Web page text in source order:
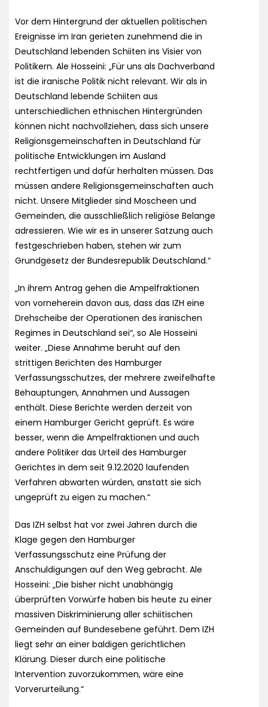
Vor dem Hintergrund der aktuellen politischen
Ereignisse im Iran gerieten zunehmend die in
Deutschland lebenden Schiiten ins Visier von
Politikern. Ale Hosseini: „Für uns als Dachverband
ist die iranische Politik nicht relevant. Wir als in
Deutschland lebende Schiiten aus
unterschiedlichen ethnischen Hintergründen
können nicht nachvollziehen, dass sich unsere
Religionsgemeinschaften in Deutschland für
politische Entwicklungen im Ausland
rechtfertigen und dafür herhalten müssen. Das
müssen andere Religionsgemeinschaften auch
nicht. Unsere Mitglieder sind Moscheen und
Gemeinden, die ausschließlich religiöse Belange
adressieren. Wie wir es in unserer Satzung auch
festgeschrieben haben, stehen wir zum
Grundgesetz der Bundesrepublik Deutschland.“
„In ihrem Antrag gehen die Ampelfraktionen
von vorneherein davon aus, dass das IZH eine
Drehscheibe der Operationen des iranischen
Regimes in Deutschland sei“, so Ale Hosseini
weiter. „Diese Annahme beruht auf den
strittigen Berichten des Hamburger
Verfassungsschutzes, der mehrere zweifelhafte
Behauptungen, Annahmen und Aussagen
enthält. Diese Berichte werden derzeit von
einem Hamburger Gericht geprüft. Es wäre
besser, wenn die Ampelfraktionen und auch
andere Politiker das Urteil des Hamburger
Gerichtes in dem seit 9.12.2020 laufenden
Verfahren abwarten würden, anstatt sie sich
ungeprüft zu eigen zu machen.“
Das IZH selbst hat vor zwei Jahren durch die
Klage gegen den Hamburger
Verfassungsschutz eine Prüfung der
Anschuldigungen auf den Weg gebracht. Ale
Hosseini: „Die bisher nicht unabhängig
überprüften Vorwürfe haben bis heute zu einer
massiven Diskriminierung aller schiitischen
Gemeinden auf Bundesebene geführt. Dem IZH
liegt sehr an einer baldigen gerichtlichen
Klärung. Dieser durch eine politische
Intervention zuvorzukommen, wäre eine
Vorverurteilung.“